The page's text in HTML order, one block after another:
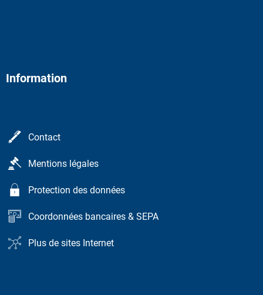
Information
Contact
Mentions légales
Protection des données
Coordonnées bancaires & SEPA
Plus de sites Internet